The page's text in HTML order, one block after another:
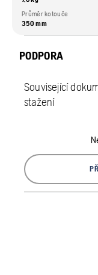
Průměr kotouče
350 mm
PODPORA
Související
stažení